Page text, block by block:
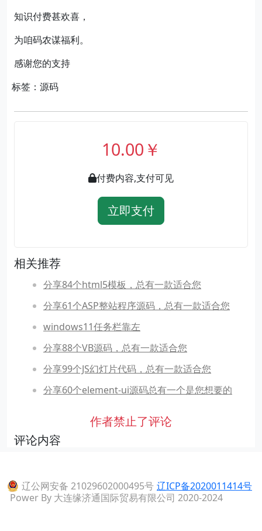
知识付费甚欢喜，
为咱码农谋福利。
感谢您的支持
标签：源码
10.00￥
付费内容,支付可见
立即支付
相关推荐
分享84个html5模板，总有一款适合您
分享61个ASP整站程序源码，总有一款适合您
windows11任务栏靠左
分享88个VB源码，总有一款适合您
分享99个JS幻灯片代码，总有一款适合您
分享60个element-ui源码总有一个是您想要的
作者禁止了评论
评论内容
辽公网安备 21029602000495号 辽ICP备2020011414号
Power By 大连缘济通国际贸易有限公司 2020-2024